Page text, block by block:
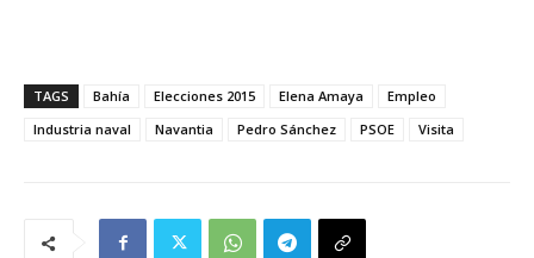
TAGS Bahía Elecciones 2015 Elena Amaya
Empleo
Industria naval
Navantia Pedro Sánchez PSOE Visita